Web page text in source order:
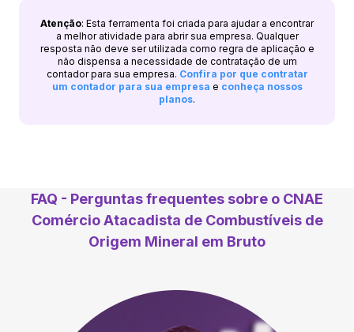
Atenção: Esta ferramenta foi criada para ajudar a encontrar
a melhor atividade para abrir sua empresa. Qualquer
resposta não deve ser utilizada como regra de aplicação e
não dispensa a necessidade de contratação de um
contador para sua empresa. Confira por que contratar
um contador para sua empresa e conheça nossos
planos.
FAQ - Perguntas frequentes sobre o CNAE
Comércio Atacadista de Combustíveis de
Origem Mineral em Bruto